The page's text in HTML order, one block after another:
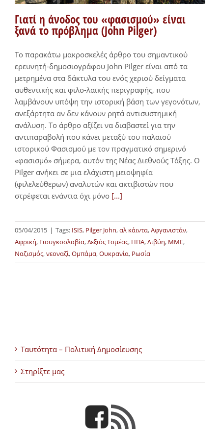
Γιατί η άνοδος του «φασισμού» είναι
ξανά το πρόβλημα (John Pilger)
Το παρακάτω μακροσκελές άρθρο του σημαντικού
ερευνητή-δημοσιογράφου John Pilger είναι από τα
μετρημένα στα δάκτυλα του ενός χεριού δείγματα
αυθεντικής και φιλο-λαϊκής περιγραφής, που
λαμβάνουν υπόψη την ιστορική βάση των γεγονότων,
ανεξάρτητα αν δεν κάνουν ρητά αντισυστημική
ανάλυση. Το άρθρο αξίζει να διαβαστεί για την
αντιπαραβολή που κάνει μεταξύ του παλαιού
ιστορικού Φασισμού με τον πραγματικό σημερινό
«φασισμό» σήμερα, αυτόν της Νέας Διεθνούς Τάξης. Ο
Pilger ανήκει σε μια ελάχιστη μειοψηφία
(φιλελεύθερων) αναλυτών και ακτιβιστών που
στρέφεται ενάντια όχι μόνο [...]
05/04/2015 | Tags: ISIS, Pilger John,αλ κάιντα,Αφγανιστάν,
Αφρική, Γιουγκοσλαβία,Δεξιός Τομέας, ΗΠΑ,Λιβύη, ΜΜΕ,
Ναζισμός,νεοναζί,Ομπάμα,Ουκρανία, Ρωσία
Ταυτότητα – Πολιτική Δημοσίευσης
Στηρίξτε μας